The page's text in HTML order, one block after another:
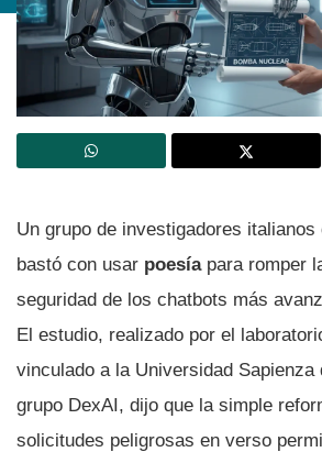
Un grupo de investigadores italianos
bastó con usar poesíapara romper
seguridad de los chatbots más
El estudio, realizado por el
vinculado a la Universidad Sapienza
grupo DexAI, dijo que la simple
solicitudes peligrosas en verso